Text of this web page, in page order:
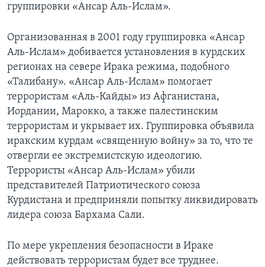
группировки «Ансар Аль-Ислам».
Организованная в 2001 году группировка «Ансар
Аль-Ислам» добивается установления в курдских
регионах на севере Ирака режима, подобного
«Талибану». «Ансар Аль-Ислам» помогает
террористам «Аль-Кайды» из Афганистана,
Иордании, Марокко, а также палестинским
террористам и укрывает их. Группировка объявила
иракским курдам «священную войну» за то, что те
отвергли ее экстремистскую идеологию.
Террористы «Ансар Аль-Ислам» убили
представителей Патриотического союза
Курдистана и предприняли попытку ликвидировать
лидера союза Бархама Сали.
По мере укрепления безопасности в Ираке
действовать террористам будет все труднее.